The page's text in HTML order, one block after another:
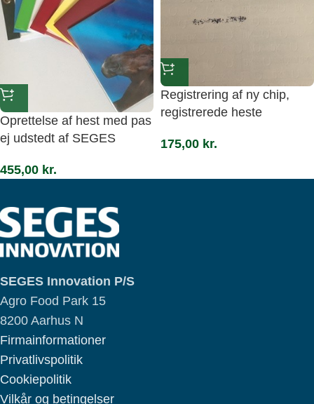
Oprettelse af hest med pas
ej udstedt af SEGES
455,00 kr.
Registrering af ny chip,
registrerede heste
175,00 kr.
SEGES Innovation P/S
Agro Food Park 15
8200 Aarhus N
Firmainformationer
Privatlivspolitik
Cookiepolitik
Vilkår og betingelser